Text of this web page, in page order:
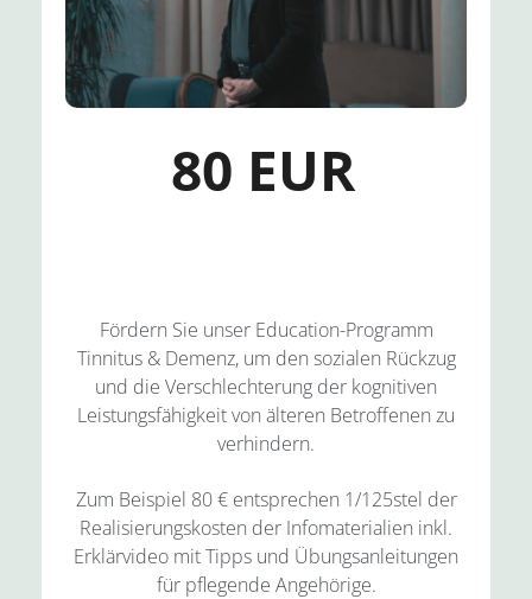
80 EUR
Fördern Sie unser Education-Programm
Tinnitus & Demenz, um den sozialen Rückzug
und die Verschlechterung der kognitiven
Leistungsfähigkeit von älteren Betroffenen zu
verhindern.
Zum Beispiel 80 € entsprechen 1/125stel der
Realisierungskosten der Infomaterialien inkl.
Erklärvideo mit Tipps und Übungsanleitungen
für pflegende Angehörige.